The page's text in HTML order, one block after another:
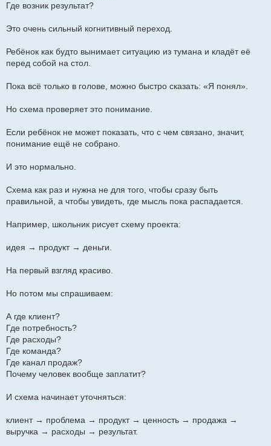
Где возник результат?
Это очень сильный когнитивный переход.
Ребёнок как будто вынимает ситуацию из тумана и кладёт её
перед собой на стол.
Пока всё только в голове, можно быстро сказать: «Я понял».
Но схема проверяет это понимание.
Если ребёнок не может показать, что с чем связано, значит,
понимание ещё не собрано.
И это нормально.
Схема как раз и нужна не для того, чтобы сразу быть
правильной, а чтобы увидеть, где мысль пока распадается.
Например, школьник рисует схему проекта:
идея → продукт → деньги.
На первый взгляд красиво.
Но потом мы спрашиваем:
А где клиент?
Где потребность?
Где расходы?
Где команда?
Где канал продаж?
Почему человек вообще заплатит?
И схема начинает уточняться:
клиент → проблема → продукт → ценность → продажа →
выручка → расходы → результат.